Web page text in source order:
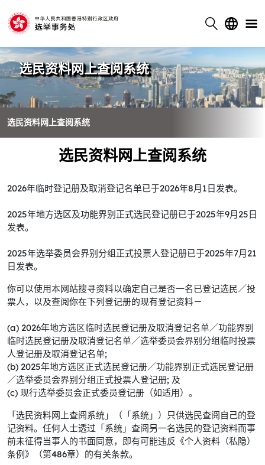
选民资料网上查阅系统
选民资料网上查阅系统
选民资料网上查阅系统
2026年临时登记册及取消登记名单已于2026年8月1日发表。
2025年地方选区及功能界别正式选民登记册已于2025年9月25日
发表。
2025年选举委员会界别分组正式投票人登记册已于2025年7月21
日发表。
你可以使用本网站搜寻资料以确定自己是否一名已登记选民／投
票人，以及查阅你在下列登记册的现有登记资料－
(a) 2026年地方选区临时选民登记册及取消登记名单／功能界别
临时选民登记册及取消登记名单／选举委员会界别分组临时投票
人登记册及取消登记名单;
(b) 2025年地方选区正式选民登记册／功能界别正式选民登记册
／选举委员会界别分组正式投票人登记册; 及
(c) 现行选举委员会正式委员登记册（如适用）。
「选民资料网上查阅系统」（「系统」）只供选民查阅自己的登
记资料。任何人士透过「系统」查阅另一名选民的登记资料而事
前未征得当事人的书面同意，即有可能违反《个人资料（私隐）
条例》（第486章）的有关条款。